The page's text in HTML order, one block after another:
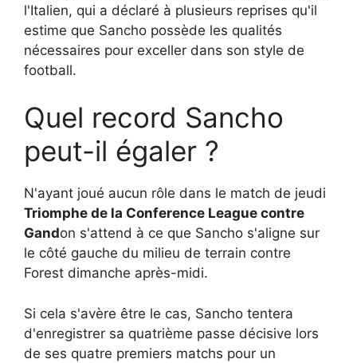
l'Italien, qui a déclaré à plusieurs reprises qu'il
estime que Sancho possède les qualités
nécessaires pour exceller dans son style de
football.
Quel record Sancho
peut-il égaler ?
N'ayant joué aucun rôle dans le match de jeudi
Triomphe de la Conference League contre
Gandon s'attend à ce que Sancho s'aligne sur
le côté gauche du milieu de terrain contre
Forest dimanche après-midi.
Si cela s'avère être le cas, Sancho tentera
d'enregistrer sa quatrième passe décisive lors
de ses quatre premiers matchs pour un